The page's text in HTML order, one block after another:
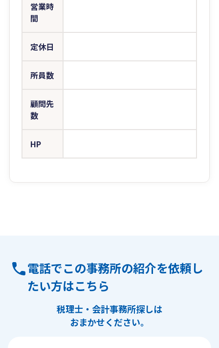
営業時
間
定休日
所員数
顧問先
数
HP
電話でこの事務所の紹介を依頼し
たい方はこちら
税理士・会計事務所探しは
おまかせください。